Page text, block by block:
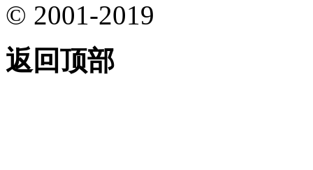
© 2001-2019
返回顶部